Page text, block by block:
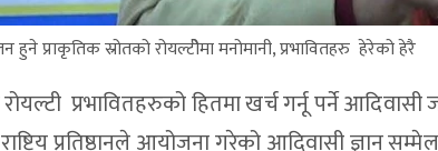
हुने प्राकृतिक स्रोतको रोयल्टीेमा मनोमानी, प्रभावितहरु हेरेको हेरै
रोयल्टी प्रभावितहरुको हितमा खर्च गर्नू पर्ने
प्रतिष्ठानले आयोजना गरेको आदिवासी ज्ञान